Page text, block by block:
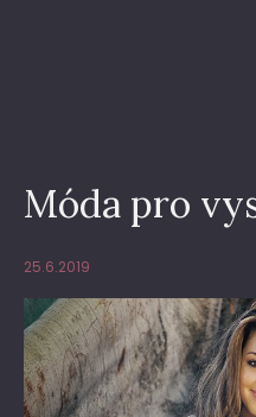
Móda pro
25.6.2019